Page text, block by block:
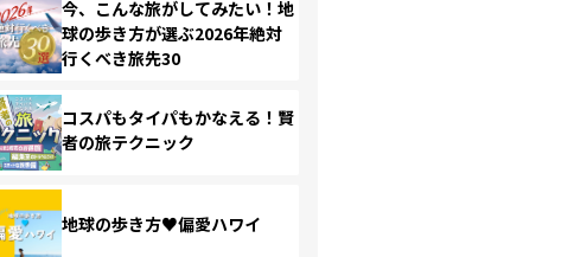
今、こんな旅がしてみたい！地
球の歩き方が選ぶ2026年絶対
行くべき旅先30
コスパもタイパもかなえる！賢
者の旅テクニック
地球の歩き方♥偏愛ハワイ